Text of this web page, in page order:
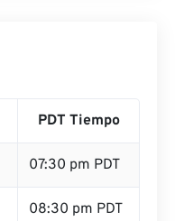
PDT Tiempo
07:30 pm PDT
08:30 pm PDT